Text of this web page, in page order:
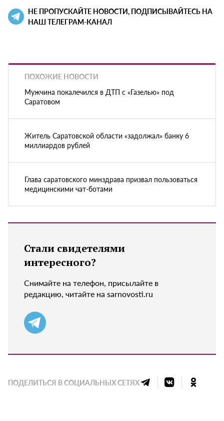
НЕ ПРОПУСКАЙТЕ НОВОСТИ, ПОДПИСЫВАЙТЕСЬ НА
НАШ ТЕЛЕГРАМ-КАНАЛ
ПОХОЖИЕ НОВОСТИ
Мужчина покалечился в ДТП с «Газелью» под
Саратовом
Житель Саратовской области «задолжал» банку 6
миллиардов рублей
Глава саратовского минздрава призвал пользоваться
медицинскими чат-ботами
Стали свидетелями
интересного?
Снимайте на телефон, присылайте в
редакцию, читайте на sarnovosti.ru
ПОДЕЛИТЬСЯ В СОЦИАЛЬНЫХ СЕТЯХ